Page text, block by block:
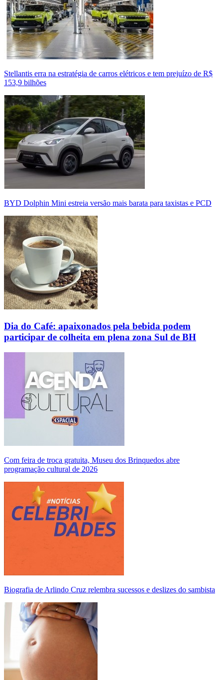
Stellantis erra na estratégia de carros elétricos e tem prejuízo de R$
153,9 bilhões
BYD Dolphin Mini estreia versão mais barata para taxistas e PCD
Dia do Café: apaixonados pela bebida podem
participar de colheita em plena zona Sul de BH
Com feira de troca gratuita, Museu dos Brinquedos abre
programação cultural de 2026
Biografia de Arlindo Cruz relembra sucessos e deslizes do sambista